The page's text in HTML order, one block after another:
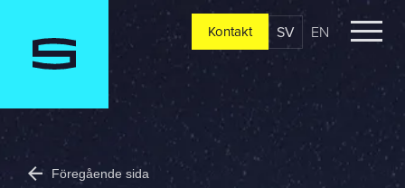
Kontakt
Berätta om er verksamhet, er vision och ert nuläge. Vi
återkommer oftast redan samma dag
Kontakt SV EN
Föregående sida